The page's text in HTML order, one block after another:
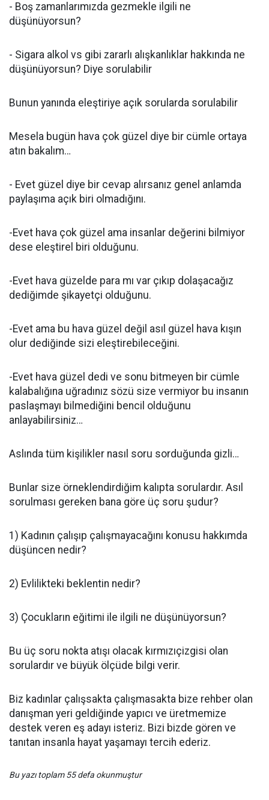
- Boş zamanlarımızda gezmekle ilgili ne
düşünüyorsun?
- Sigara alkol vs gibi zararlı alışkanlıklar hakkında ne
düşünüyorsun? Diye sorulabilir
Bunun yanında eleştiriye açık sorularda sorulabilir
Mesela bugün hava çok güzel diye bir cümle ortaya
atın bakalım…
- Evet güzel diye bir cevap alırsanız genel anlamda
paylaşıma açık biri olmadığını.
-Evet hava çok güzel ama insanlar değerini bilmiyor
dese eleştirel biri olduğunu.
-Evet hava güzelde para mı var çıkıp dolaşacağız
dediğimde şikayetçi olduğunu.
-Evet ama bu hava güzel değil asıl güzel hava kışın
olur dediğinde sizi eleştirebileceğini.
-Evet hava güzel dedi ve sonu bitmeyen bir cümle
kalabalığına uğradınız sözü size vermiyor bu insanın
paslaşmayı bilmediğini bencil olduğunu
anlayabilirsiniz…
Aslında tüm kişilikler nasıl soru sorduğunda gizli…
Bunlar size örneklendirdiğim kalıpta sorulardır. Asıl
sorulması gereken bana göre üç soru şudur?
1) Kadının çalışıp çalışmayacağını konusu hakkımda
düşüncen nedir?
2) Evlilikteki beklentin nedir?
3) Çocukların eğitimi ile ilgili ne düşünüyorsun?
Bu üç soru nokta atışı olacak kırmızıçizgisi olan
sorulardır ve büyük ölçüde bilgi verir.
Biz kadınlar çalışsakta çalışmasakta bize rehber olan
danışman yeri geldiğinde yapıcı ve üretmemize
destek veren eş adayı isteriz. Bizi bizde gören ve
tanıtan insanla hayat yaşamayı tercih ederiz.
Bu yazı toplam 55 defa okunmuştur